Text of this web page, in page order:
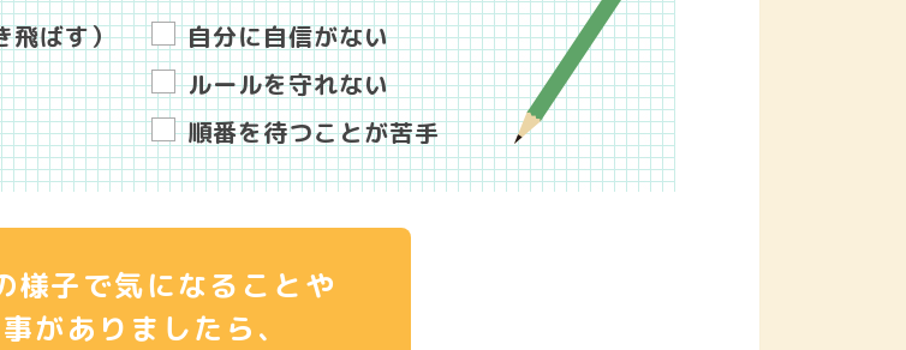
飛ばす）
自分に自信がない
ルールを守れない
順番を待つことが苦手
様子で気になることや
がありましたら、